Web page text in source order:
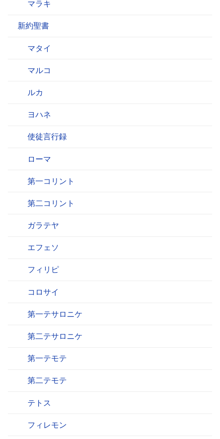
マラキ
新約聖書
マタイ
マルコ
ルカ
ヨハネ
使徒言行録
ローマ
第一コリント
第二コリント
ガラテヤ
エフェソ
フィリピ
コロサイ
第一テサロニケ
第二テサロニケ
第一テモテ
第二テモテ
テトス
フィレモン